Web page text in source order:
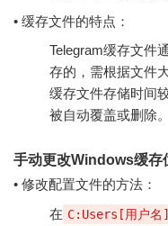
• 缓存文件的特点：
Telegram缓存文件
存的，需根据文件
缓存文件存储时间
被自动覆盖或删除。
手动更改Windows缓存
• 修改配置文件的方法：
在 C:Users[用户名